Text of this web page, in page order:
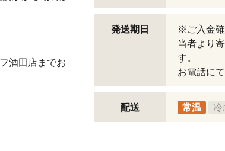
酒田店までお
発送期日
※ご入金確
当者より
す。
お電話に
配送 常温 冷